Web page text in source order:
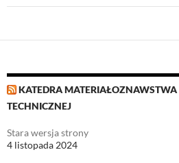
KATEDRA
TECHNICZNEJ
Stara wersja strony
4 listopada 2024